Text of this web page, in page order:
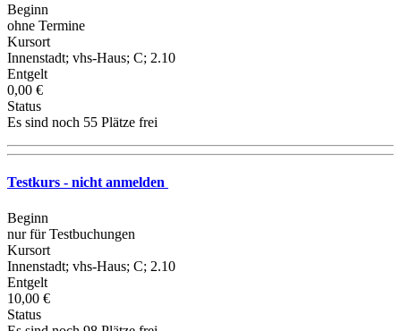
Beginn
ohne Termine
Kursort
Innenstadt; vhs-Haus; C; 2.10
Entgelt
0,00 €
Status
Es sind noch 55 Plätze frei
Testkurs - nicht anmelden
Beginn
nur für Testbuchungen
Kursort
Innenstadt; vhs-Haus; C; 2.10
Entgelt
10,00 €
Status